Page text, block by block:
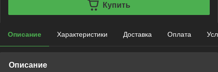
Купить
Описание Характеристики Доставка Оплата
Описание